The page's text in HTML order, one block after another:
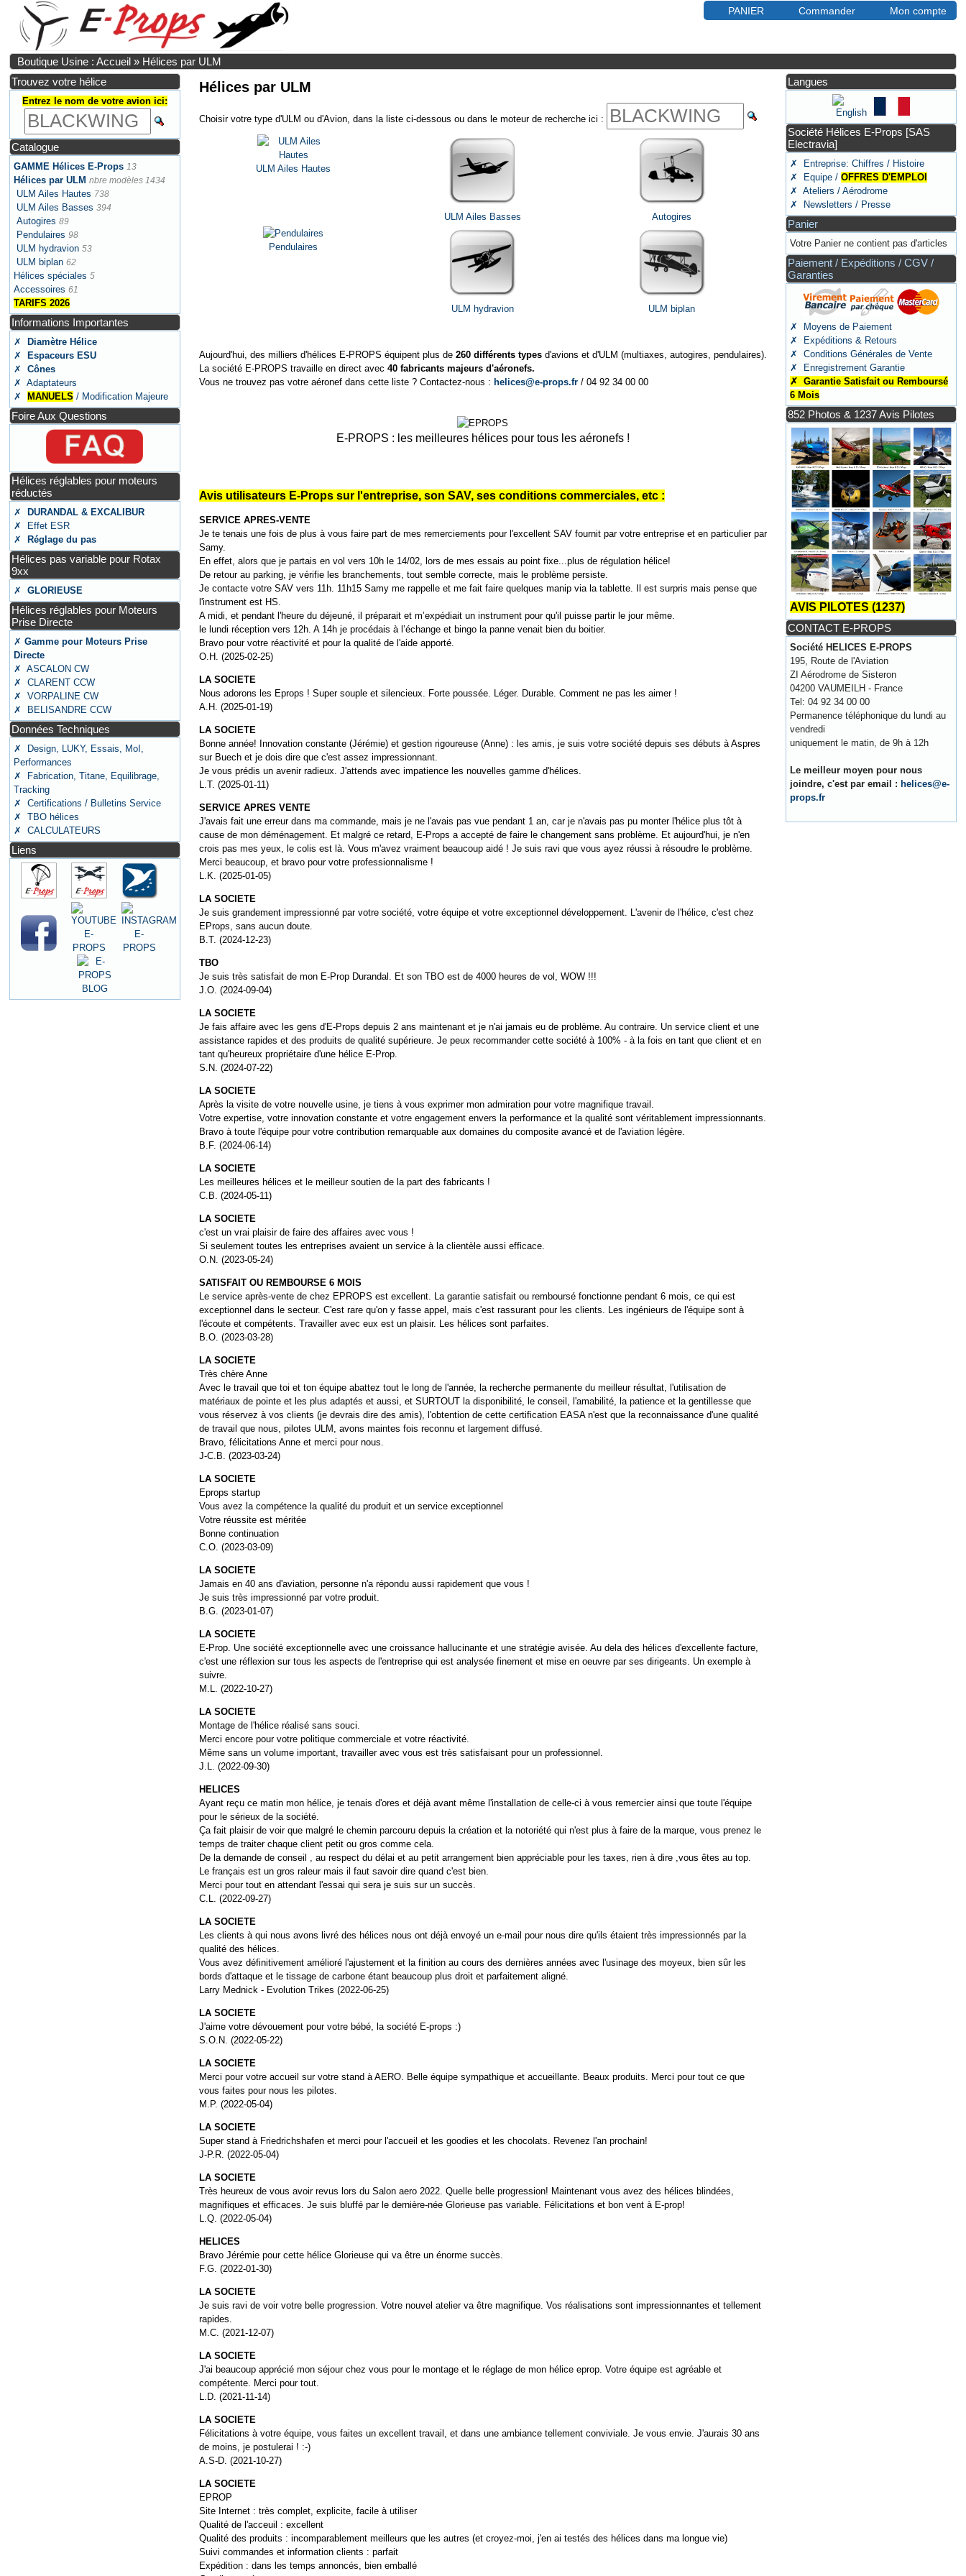
PANIER Commander Mon compte
Boutique Usine : Accueil » Hélices par ULM
Trouvez votre hélice
Entrez le nom de votre avion ici:
Catalogue
GAMME Hélices E-Props 13
Hélices par ULM nbre modèles 1434
ULM Ailes Hautes 738
ULM Ailes Basses 394
Autogires89
Pendulaires98
ULM hydravion 53
ULM biplan 62
Hélices spéciales 5
Accessoires 61
TARIFS 2026
Informations Importantes
✗
Diamètre Hélice
✗
Espaceurs ESU
✗
Cônes
✗ Adaptateurs
✗
MANUELS / Modification Majeure
Foire Aux Questions
Hélices réglables pour moteurs
réductés
✗
DURANDAL & EXCALIBUR
✗ Effet ESR
✗
Réglage du pas
Hélices pas variable pour Rotax
9xx
✗GLORIEUSE
Hélices réglables pour Moteurs
Prise Directe
✗Gamme pour Moteurs Prise
Directe
✗ ASCALON CW
✗ CLARENT CCW
✗ VORPALINE CW
✗ BELISANDRE CCW
Données Techniques
✗ Design, LUKY, Essais, MoI,
Performances
✗ Fabrication, Titane, Equilibrage,
Tracking
✗ Certifications / Bulletins Service
✗ TBO hélices
✗ CALCULATEURS
Liens
Hélices par ULM
Choisir votre type d'ULM ou d'Avion, dans la liste ci-dessous ou dans le moteur de recherche ici :
ULM Ailes Hautes
ULM Ailes Basses Autogires
Pendulaires
ULM hydravion ULM biplan
Aujourd'hui, des milliers d'hélices E-PROPS équipent plus de 260 différents types d'avions et d'ULM (multiaxes, autogires, pendulaires).
La société E-PROPS travaille en direct avec 40 fabricants majeurs d'aéronefs.
Vous ne trouvez pas votre aéronef dans cette liste ? Contactez-nous : helices@e-props.fr/ 04 92 34 00 00
E-PROPS : les meilleures hélices pour tous les aéronefs !
Avis utilisateurs E-Props sur l'entreprise, son SAV, ses conditions commerciales, etc :
SERVICE APRES-VENTE
Je te tenais une fois de plus à vous faire part de mes remerciements pour l'excellent SAV fournit par votre entreprise et en particulier par
Samy.
En effet, alors que je partais en vol vers 10h le 14/02, lors de mes essais au point fixe...plus de régulation hélice!
De retour au parking, je vérifie les branchements, tout semble correcte, mais le problème persiste.
Je contacte votre SAV vers 11h. 11h15 Samy me rappelle et me fait faire quelques manip via la tablette. Il est surpris mais pense que
l'instrument est HS.
A midi, et pendant l'heure du déjeuné, il préparait et m’expédiait un instrument pour qu'il puisse partir le jour même.
le lundi réception vers 12h. A 14h je procédais à l’échange et bingo la panne venait bien du boitier.
Bravo pour votre réactivité et pour la qualité de l'aide apporté.
O.H. (2025-02-25)
LA SOCIETE
Nous adorons les Eprops ! Super souple et silencieux. Forte poussée. Léger. Durable. Comment ne pas les aimer !
A.H. (2025-01-19)
LA SOCIETE
Bonne année! Innovation constante (Jérémie) et gestion rigoureuse (Anne) : les amis, je suis votre société depuis ses débuts à Aspres
sur Buech et je dois dire que c'est assez impressionnant.
Je vous prédis un avenir radieux. J'attends avec impatience les nouvelles gamme d'hélices.
L.T. (2025-01-11)
SERVICE APRES VENTE
J'avais fait une erreur dans ma commande, mais je ne l'avais pas vue pendant 1 an, car je n'avais pas pu monter l'hélice plus tôt à
cause de mon déménagement. Et malgré ce retard, E-Props a accepté de faire le changement sans problème. Et aujourd'hui, je n'en
crois pas mes yeux, le colis est là. Vous m'avez vraiment beaucoup aidé ! Je suis ravi que vous ayez réussi à résoudre le problème.
Merci beaucoup, et bravo pour votre professionnalisme !
L.K. (2025-01-05)
LA SOCIETE
Je suis grandement impressionné par votre société, votre équipe et votre exceptionnel développement. L'avenir de l'hélice, c'est chez
EProps, sans aucun doute.
B.T. (2024-12-23)
TBO
Je suis très satisfait de mon E-Prop Durandal. Et son TBO est de 4000 heures de vol, WOW !!!
J.O. (2024-09-04)
LA SOCIETE
Je fais affaire avec les gens d'E-Props depuis 2 ans maintenant et je n'ai jamais eu de problème. Au contraire. Un service client et une
assistance rapides et des produits de qualité supérieure. Je peux recommander cette société à 100% - à la fois en tant que client et en
tant qu'heureux propriétaire d'une hélice E-Prop.
S.N. (2024-07-22)
LA SOCIETE
Après la visite de votre nouvelle usine, je tiens à vous exprimer mon admiration pour votre magnifique travail.
Votre expertise, votre innovation constante et votre engagement envers la performance et la qualité sont véritablement impressionnants.
Bravo à toute l'équipe pour votre contribution remarquable aux domaines du composite avancé et de l'aviation légère.
B.F. (2024-06-14)
LA SOCIETE
Les meilleures hélices et le meilleur soutien de la part des fabricants !
C.B. (2024-05-11)
LA SOCIETE
c'est un vrai plaisir de faire des affaires avec vous !
Si seulement toutes les entreprises avaient un service à la clientèle aussi efficace.
O.N. (2023-05-24)
SATISFAIT OU REMBOURSE 6 MOIS
Le service après-vente de chez EPROPS est excellent. La garantie satisfait ou remboursé fonctionne pendant 6 mois, ce qui est
exceptionnel dans le secteur. C'est rare qu'on y fasse appel, mais c'est rassurant pour les clients. Les ingénieurs de l'équipe sont à
l'écoute et compétents. Travailler avec eux est un plaisir. Les hélices sont parfaites.
B.O. (2023-03-28)
LA SOCIETE
Très chère Anne
Avec le travail que toi et ton équipe abattez tout le long de l'année, la recherche permanente du meilleur résultat, l'utilisation de
matériaux de pointe et les plus adaptés et aussi, et SURTOUT la disponibilité, le conseil, l'amabilité, la patience et la gentillesse que
vous réservez à vos clients (je devrais dire des amis), l'obtention de cette certification EASA n'est que la reconnaissance d'une qualité
de travail que nous, pilotes ULM, avons maintes fois reconnu et largement diffusé.
Bravo, félicitations Anne et merci pour nous.
J-C.B. (2023-03-24)
LA SOCIETE
Eprops startup
Vous avez la compétence la qualité du produit et un service exceptionnel
Votre réussite est méritée
Bonne continuation
C.O. (2023-03-09)
LA SOCIETE
Jamais en 40 ans d'aviation, personne n'a répondu aussi rapidement que vous !
Je suis très impressionné par votre produit.
B.G. (2023-01-07)
LA SOCIETE
E-Prop. Une société exceptionnelle avec une croissance hallucinante et une stratégie avisée. Au dela des hélices d'excellente facture,
c'est une réflexion sur tous les aspects de l'entreprise qui est analysée finement et mise en oeuvre par ses dirigeants. Un exemple à
suivre.
M.L. (2022-10-27)
LA SOCIETE
Montage de l'hélice réalisé sans souci.
Merci encore pour votre politique commerciale et votre réactivité.
Même sans un volume important, travailler avec vous est très satisfaisant pour un professionnel.
J.L. (2022-09-30)
HELICES
Ayant reçu ce matin mon hélice, je tenais d'ores et déjà avant même l'installation de celle-ci à vous remercier ainsi que toute l'équipe
pour le sérieux de la société.
Ça fait plaisir de voir que malgré le chemin parcouru depuis la création et la notoriété qui n'est plus à faire de la marque, vous prenez le
temps de traiter chaque client petit ou gros comme cela.
De la demande de conseil , au respect du délai et au petit arrangement bien appréciable pour les taxes, rien à dire ,vous êtes au top.
Le français est un gros raleur mais il faut savoir dire quand c'est bien.
Merci pour tout en attendant l'essai qui sera je suis sur un succès.
C.L. (2022-09-27)
LA SOCIETE
Les clients à qui nous avons livré des hélices nous ont déjà envoyé un e-mail pour nous dire qu'ils étaient très impressionnés par la
qualité des hélices.
Vous avez définitivement amélioré l'ajustement et la finition au cours des dernières années avec l'usinage des moyeux, bien sûr les
bords d'attaque et le tissage de carbone étant beaucoup plus droit et parfaitement aligné.
Larry Mednick - Evolution Trikes (2022-06-25)
LA SOCIETE
J'aime votre dévouement pour votre bébé, la société E-props :)
S.O.N. (2022-05-22)
LA SOCIETE
Merci pour votre accueil sur votre stand à AERO. Belle équipe sympathique et accueillante. Beaux produits. Merci pour tout ce que
vous faites pour nous les pilotes.
M.P. (2022-05-04)
LA SOCIETE
Super stand à Friedrichshafen et merci pour l'accueil et les goodies et les chocolats. Revenez l'an prochain!
J-P.R. (2022-05-04)
LA SOCIETE
Très heureux de vous avoir revus lors du Salon aero 2022. Quelle belle progression! Maintenant vous avez des hélices blindées,
magnifiques et efficaces. Je suis bluffé par le dernière-née Glorieuse pas variable. Félicitations et bon vent à E-prop!
L.Q. (2022-05-04)
HELICES
Bravo Jérémie pour cette hélice Glorieuse qui va être un énorme succès.
F.G. (2022-01-30)
LA SOCIETE
Je suis ravi de voir votre belle progression. Votre nouvel atelier va être magnifique. Vos réalisations sont impressionnantes et tellement
rapides.
M.C. (2021-12-07)
LA SOCIETE
J'ai beaucoup apprécié mon séjour chez vous pour le montage et le réglage de mon hélice eprop. Votre équipe est agréable et
compétente. Merci pour tout.
L.D. (2021-11-14)
LA SOCIETE
Félicitations à votre équipe, vous faites un excellent travail, et dans une ambiance tellement conviviale. Je vous envie. J'aurais 30 ans
de moins, je postulerai ! :-)
A.S-D. (2021-10-27)
LA SOCIETE
EPROP
Site Internet : très complet, explicite, facile à utiliser
Qualité de l'acceuil : excellent
Qualité des produits : incomparablement meilleurs que les autres (et croyez-moi, j'en ai testés des hélices dans ma longue vie)
Suivi commandes et information clients : parfait
Expédition : dans les temps annoncés, bien emballé
Langues
Société Hélices E-Props [SAS
Electravia]
✗ Entreprise: Chiffres / Histoire
✗ Equipe /OFFRES D'EMPLOI
✗ Ateliers / Aérodrome
✗ Newsletters / Presse
Panier
Votre Panier ne contient pas d'articles
Paiement / Expéditions / CGV /
Garanties
✗ Moyens de Paiement
✗ Expéditions & Retours
✗ Conditions Générales de Vente
✗ Enregistrement Garantie
✗ Garantie Satisfait ou Remboursé
6 Mois
852 Photos & 1237 Avis Pilotes
AVIS PILOTES (1237)
CONTACT E-PROPS
Société HELICES E-PROPS
195, Route de l'Aviation
ZI Aérodrome de Sisteron
04200 VAUMEILH - France
Tel: 04 92 34 00 00
Permanence téléphonique du lundi au
vendredi
uniquement le matin, de 9h à 12h
Le meilleur moyen pour nous
joindre, c'est par email : helices@e-
props.fr